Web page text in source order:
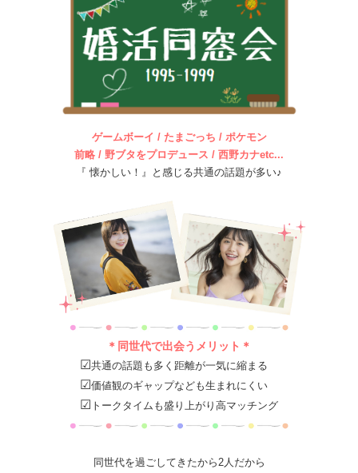
ゲームボーイ / たまごっち / ポケモン
前略 / 野ブタをプロデュース / 西野カナetc...
『 懐かしい！』と感じる共通の話題が多い♪
＊同世代で出会うメリット＊
☑共通の話題も多く距離が一気に縮まる
☑価値観のギャップなども生まれにくい
☑ トークタイムも盛り上がり高マッチング
同世代を過ごしてきたから2人だから